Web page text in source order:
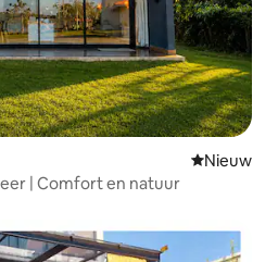
Nieuwe
Nieuw
| Comfort en natuur